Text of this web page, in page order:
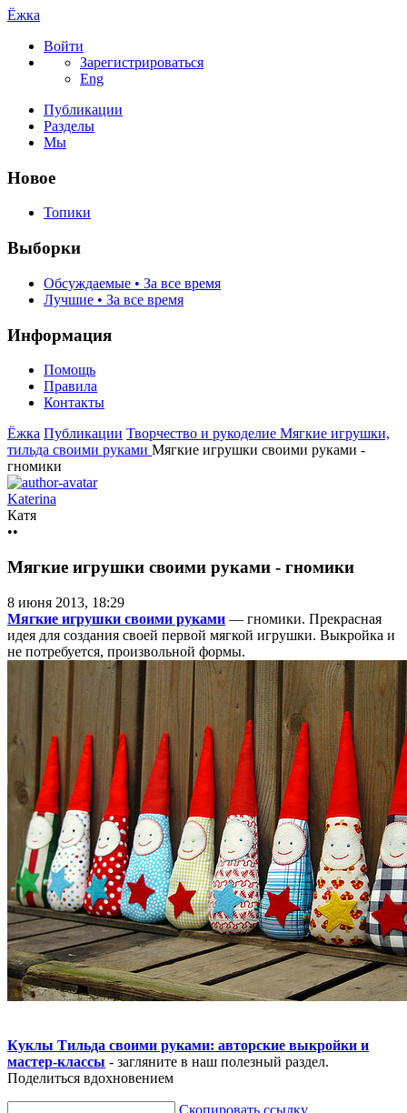
Ёжка
Войти
Зарегистрироваться
Eng
Публикации
Разделы
Мы
Новое
Топики
Выборки
Обсуждаемые • За все время
Лучшие • За все время
Информация
Помощь
Правила
Контакты
Ёжка Публикации Творчество и рукоделие Мягкие игрушки,
тильда своими руками Мягкие игрушки своими руками -
гномики
Katerina
Катя
••
Мягкие игрушки своими руками - гномики
8 июня 2013, 18:29
Мягкие игрушки своими руками — гномики. Прекрасная
идея для создания своей первой мягкой игрушки. Выкройка и
не потребуется, произвольной формы.
Куклы Тильда своими руками: авторские выкройки и
мастер-классы - загляните в наш полезный раздел.
Поделиться вдохновением
Скопировать ссылку